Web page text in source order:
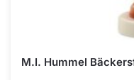
M.I. Hummel